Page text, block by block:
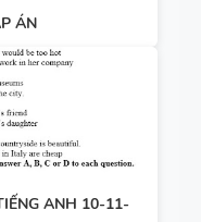
ÁN
ANH 10-11-